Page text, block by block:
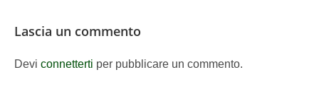
Lascia un commento
Devi connetterti per pubblicare un commento.